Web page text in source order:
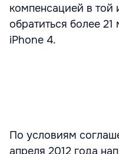
компенсацией в
обратиться более
iPhone 4.
По условиям
апреля 2012 года